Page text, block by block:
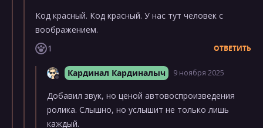
Код красный. Код красный. У нас тут человек с
воображением.
1
ОТВЕТИТЬ
Кардинал Кардиналыч 9 ноября 2025
Добавил звук, но ценой автовоспроизведения
ролика. Слышно, но услышит не только лишь
каждый.